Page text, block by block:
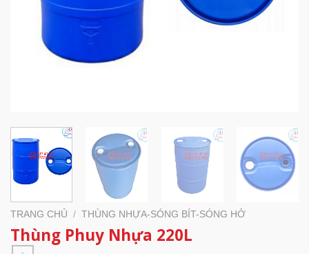
TRANG CHỦ / THÙNG NHỰA-SÓNG BÍT-SÓNG HỞ
Thùng Phuy Nhựa 220L